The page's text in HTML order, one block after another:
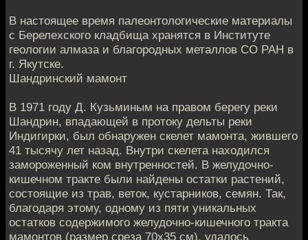
В настоящее время палеонтологические материалы
с Берелехского кладбища хранятся в Институте
геологии алмаза и благородных металлов СО РАН в
г. Якутске.
Шандринский мамонт
В 1971 году Д. Кузьминым на правом берегу реки
Шандрин, впадающей в протоку дельты реки
Индигирки, был обнаружен скелет мамонта, жившего
41 тысячу лет назад. Внутри скелета находился
замороженный ком внутренностей. В желудочно-
кишечном тракте были найдены остатки растений,
состоящие из трав, веток, кустарников, семян. Так,
благодаря этому, одному из пяти уникальных
остатков содержимого желудочно-кишечного тракта
мамонтов (размер среза 70х35 см), удалось